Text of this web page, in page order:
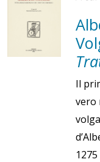
Il
vero